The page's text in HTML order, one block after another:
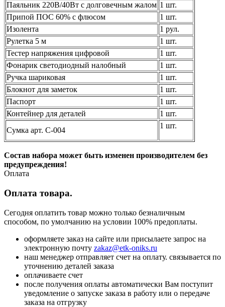
Паяльник 220В/40Вт c долговечным жалом 1 шт.
Припой ПОС 60% с флюсом
1 шт.
Изолента
1 рул.
Рулетка 5 м
1 шт.
Тестер напряжения цифровой
1 шт.
Фонарик светодиодный налобный
1 шт.
Ручка шариковая
1 шт.
Блокнот для заметок
1 шт.
Паспорт
1 шт.
Контейнер для деталей
1 шт.
Сумка арт. С-004
1 шт.
Состав набора может быть изменен производителем без
предупреждения!
Оплата
Оплата товара.
Сегодня оплатить товар можно только безналичным
способом, по умолчанию на условии 100% предоплаты.
оформляете заказ на сайте или присылаете запрос на
электронную почту zakaz@etk-oniks.ru
наш менеджер отправляет счет на оплату. связывается по
уточнению деталей заказа
оплачиваете счет
после получения оплаты автоматически Вам поступит
уведомление о запуске заказа в работу или о передаче
заказа на отгрузку